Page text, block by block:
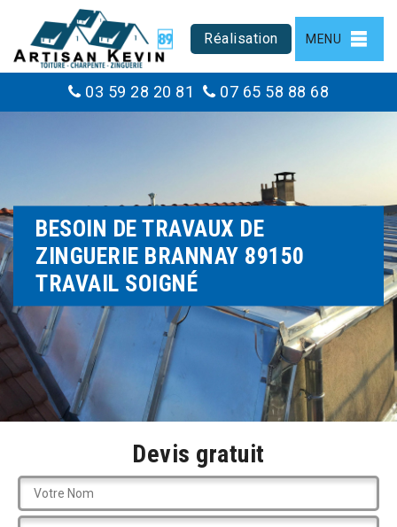
Réalisation MENU
03 59 28 20 81 07 65 58 88 68
BESOIN DE TRAVAUX DE
ZINGUERIE BRANNAY 89150
TRAVAIL SOIGNÉ
Devis gratuit